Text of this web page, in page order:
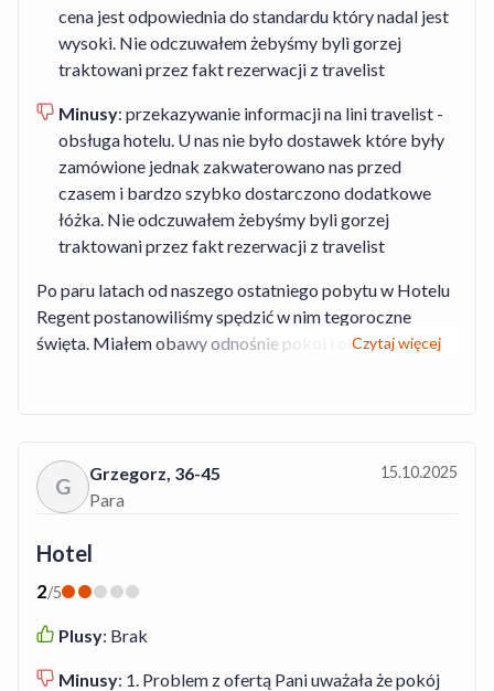
cena jest odpowiednia do standardu który nadal jest
wysoki. Nie odczuwałem żebyśmy byli gorzej
traktowani przez fakt rezerwacji z travelist
Minusy: przekazywanie informacji na lini travelist -
obsługa hotelu. U nas nie było dostawek które były
zamówione jednak zakwaterowano nas przed
czasem i bardzo szybko dostarczono dodatkowe
łóżka. Nie odczuwałem żebyśmy byli gorzej
traktowani przez fakt rezerwacji z travelist
Po paru latach od naszego ostatniego pobytu w Hotelu
Regent postanowiliśmy spędzić w nim tegoroczne
święta. Miałem obawy odnośnie pokoi i obsługi .ale
jedzenia na śniadaniach i świątecznych przyjęciach. Na
pewno wrócimy bo dalej mimo upływu lat ten hotel
starzeje ,ale cena jest odpowiednia do standardu który
nadal jest wysoki.Nie odczuwałem żebyśmy byli gorzej
Czytaj więcej
G
Grzegorz 36-45
Para
Hotel
2/5
Plusy: Brak
Minusy: 1. Problem z ofertą Pani uważała że pokój
15.10.2025